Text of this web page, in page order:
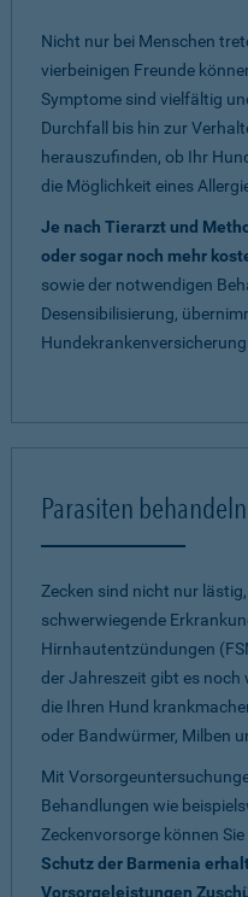
Nicht nur bei Menschen
vierbeinigen Freunde
Symptome sind vielfältig
Durchfall bis hin zur
herauszufinden, ob Ihr
die Möglichkeit eines
Je nach Tierarzt und
oder sogar noch mehr
sowie der notwendigen
Desensibilisierung,
Hundekrankenversicherung
Parasiten
Zecken sind nicht nur
schwerwiegende
Hirnhautentzündungen
der Jahreszeit gibt es noch
die Ihren Hund
oder Bandwürmer, Milben
Mit
Behandlungen wie
Zeckenvorsorge können
Schutz der Barmenia
Vorsorgeleistungen